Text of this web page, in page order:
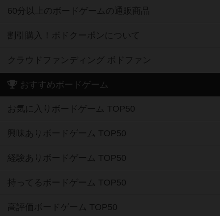
60分以上のボードゲームの通販商品
割引購入！ボドクーポンについて
クラウドファンディング ボドファン
おすすめボードゲーム
お気に入りボードゲーム TOP50
興味ありボードゲーム TOP50
経験ありボードゲーム TOP50
持ってるボードゲーム TOP50
高評価ボードゲーム TOP50